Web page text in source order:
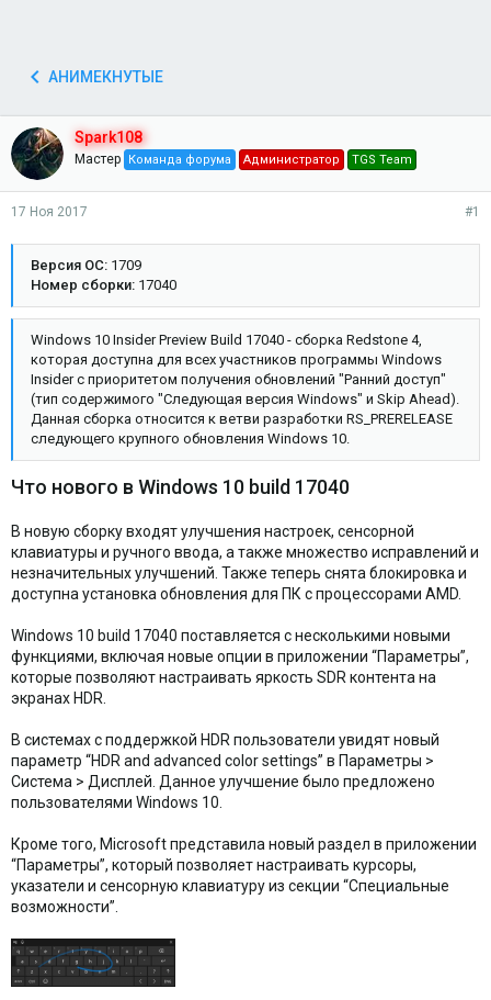
АНИМЕКНУТЫЕ
Spark108
Мастер Команда форума Администратор TGS Team
17 Ноя 2017 #1
Версия ОС: 1709
Номер сборки: 17040
Windows 10 Insider Preview Build 17040 - сборка Redstone 4,
которая доступна для всех участников программы Windows
Insider с приоритетом получения обновлений "Ранний доступ"
(тип содержимого "Следующая версия Windows" и Skip Ahead).
Данная сборка относится к ветви разработки RS_PRERELEASE
следующего крупного обновления Windows 10.
Что нового в Windows 10 build 17040
В новую сборку входят улучшения настроек, сенсорной
клавиатуры и ручного ввода, а также множество исправлений и
незначительных улучшений. Также теперь снята блокировка и
доступна установка обновления для ПК с процессорами AMD.
Windows 10 build 17040 поставляется с несколькими новыми
функциями, включая новые опции в приложении “Параметры”,
которые позволяют настраивать яркость SDR контента на
экранах HDR.
В системах с поддержкой HDR пользователи увидят новый
параметр “HDR and advanced color settings” в Параметры >
Система > Дисплей. Данное улучшение было предложено
пользователями Windows 10.
Кроме того, Microsoft представила новый раздел в приложении
“Параметры”, который позволяет настраивать курсоры,
указатели и сенсорную клавиатуру из секции “Специальные
возможности”.